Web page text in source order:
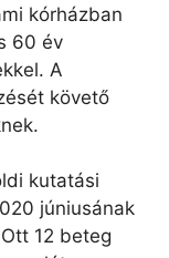
kórházban
60 év
A
követő
kutatási
júniusának
12 beteg